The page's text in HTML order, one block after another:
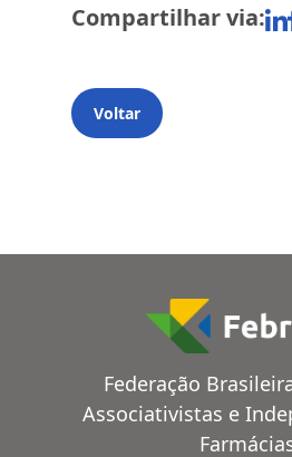
Compartilhar via:
Voltar
Federação
Associativistas e